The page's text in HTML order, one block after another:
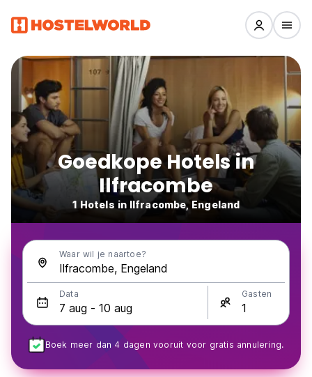
Goedkope Hotels in
Ilfracombe
1 Hotels in Ilfracombe, Engeland
Waar wil je naartoe?
Data Gasten
Boek meer dan 4 dagen vooruit voor gratis annulering.